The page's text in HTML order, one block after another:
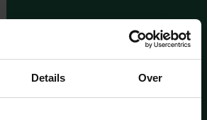
Details Over